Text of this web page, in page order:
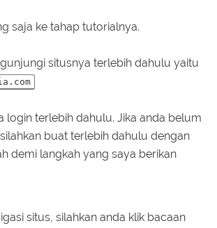
saja ke tahap tutorialnya.
situsnya terlebih dahulu yaitu
login terlebih dahulu. Jika anda belum
buat terlebih dahulu dengan
demi langkah yang saya berikan
situs, silahkan anda klik bacaan